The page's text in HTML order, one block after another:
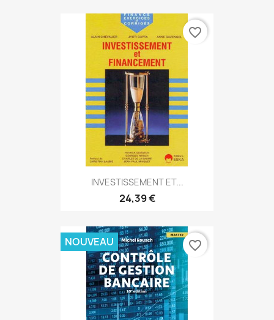
INVESTISSEMENT ET...
24,39 €
favorite_border
NOUVEAU favorite_border